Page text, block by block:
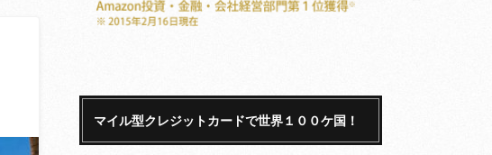
マイル型クレジットカードで世界１００ケ国！